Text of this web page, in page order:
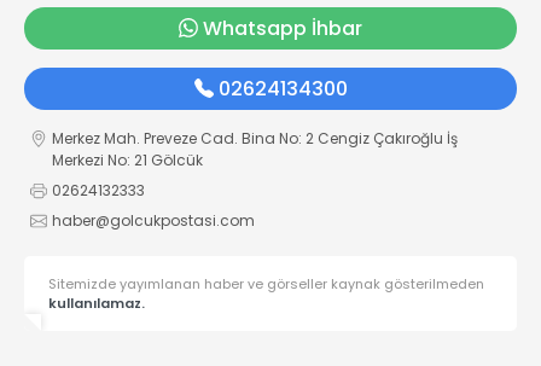
Whatsapp İhbar
02624134300
Merkez Mah. Preveze Cad. Bina No: 2 Cengiz Çakıroğlu İş
Merkezi No: 21 Gölcük
02624132333
haber@golcukpostasi.com
Sitemizde yayımlanan haber ve görseller kaynak gösterilmeden
kullanılamaz.